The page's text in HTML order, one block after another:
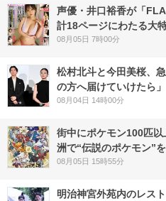
声優・井口裕香が「
計18ページにわたる大
08月05日 7時00分
松村北斗と今田美桜、
の方へ届けていけたら」
08月04日 14時00分
街中にポケモン100匹
洲で“伝説のポケモン”
08月05日 15時55分
明治神宮外苑内のレス